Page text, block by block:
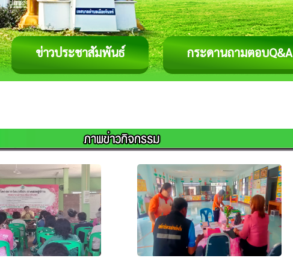
ข่าวประชาสัมพันธ์ กระดานถามตอบQ&A